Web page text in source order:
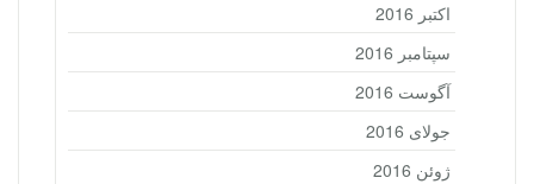
اکتبر 2016
سپتامبر 2016
آگوست 2016
جولای 2016
ژوئن 2016